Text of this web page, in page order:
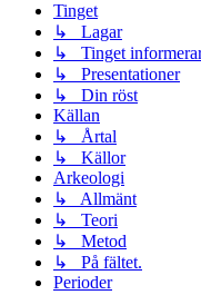
Tinget
↳ Lagar
↳ Tinget
↳ Presentationer
↳ Din röst
Källan
↳ Årtal
↳ Källor
Arkeologi
↳ Allmänt
↳ Teori
↳ Metod
↳ På fältet.
Perioder